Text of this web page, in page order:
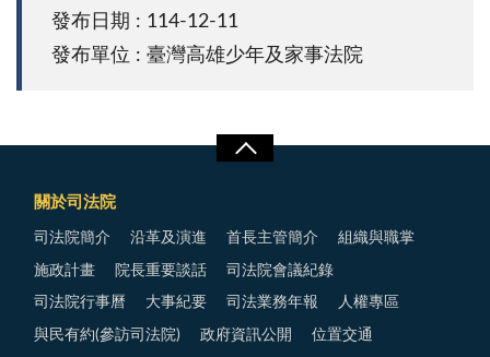
發布日期 : 114-12-11
發布單位 : 臺灣高雄少年及家事法院
關於司法院
司法院簡介 沿革及演進 首長主管簡介 組織與職掌
施政計畫 院長重要談話 司法院會議紀錄
司法院行事曆 大事紀要 司法業務年報 人權專區
與民有約(參訪司法院) 政府資訊公開 位置交通